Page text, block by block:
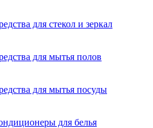
для стекол и зеркал
для мытья полов
для мытья посуды
для белья